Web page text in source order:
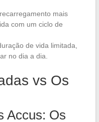
mais
com um ciclo de
de vida limitada,
no dia a dia.
vs Os
Accus: Os